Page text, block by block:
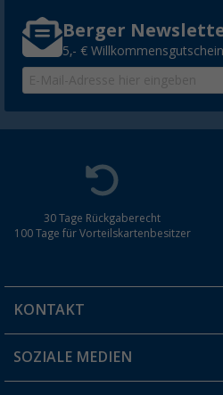
Berger
5,- €
30 Tage Rückgaberecht
100 Tage für Vorteilskartenbesitzer
KONTAKT
Du hast eine Frage?
SOZIALE MEDIEN